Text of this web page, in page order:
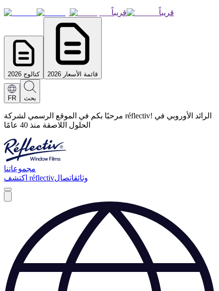
قريباً قريباً
كتالوج 2026 قائمة الأسعار 2026
FR بحث
مرحبًا بكم في الموقع الرسمي لشركة réflectiv! الرائد الأوروبي في
الحلول اللاصقة منذ 40 عامًا
مجموعاتنا
اكتشف réflectiv
وثائقاتصال